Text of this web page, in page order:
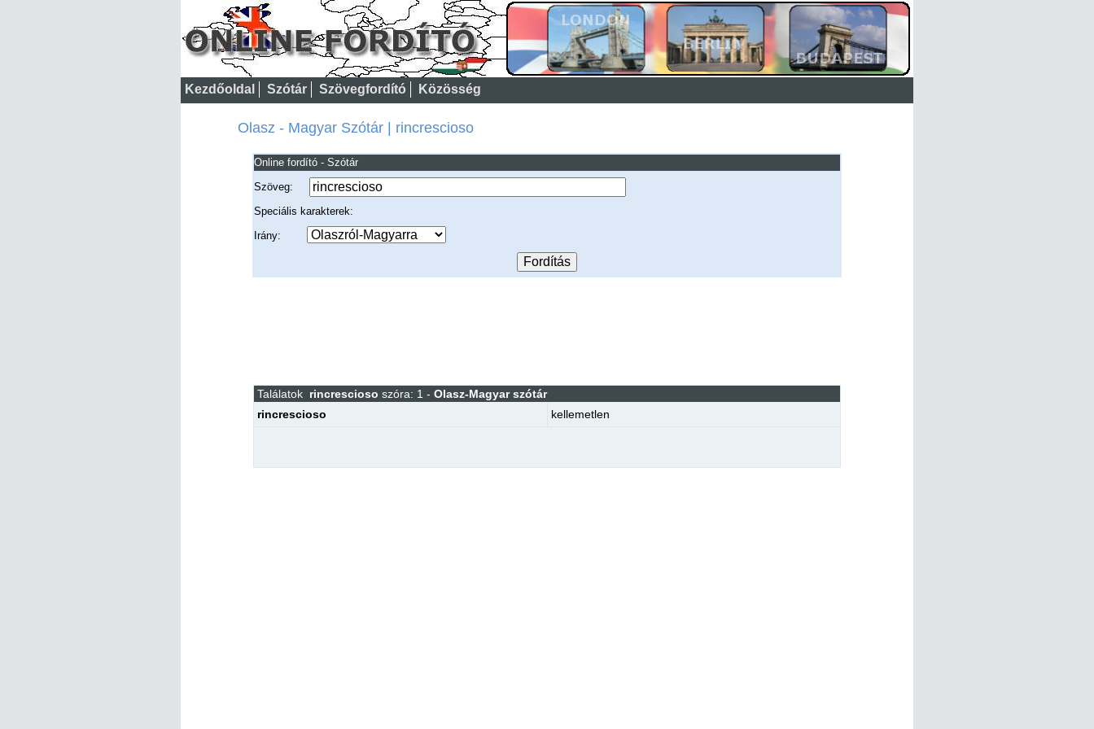
Kezdőoldal Szótár Szövegfordító Közösség
Olasz - Magyar Szótár | rincrescioso
Online fordító - Szótár
Szöveg:
Speciális karakterek:
Irány:
Találatok rincrescioso szóra: 1 - Olasz-Magyar szótár
rincrescioso
kellemetlen